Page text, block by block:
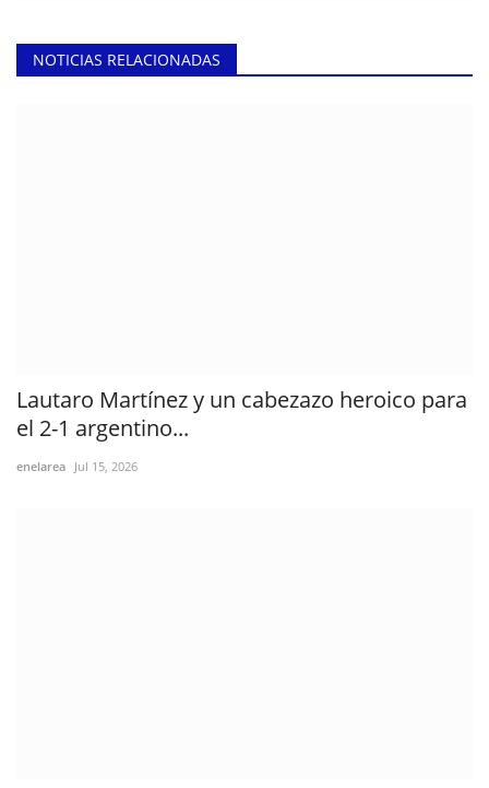
NOTICIAS RELACIONADAS
Lautaro Martínez y un cabezazo heroico para
el 2-1 argentino...
enelarea Jul 15, 2026